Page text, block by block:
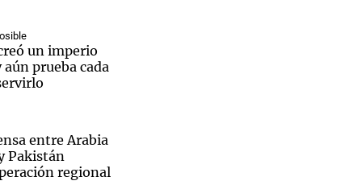
un imperio
prueba cada
entre Arabia
Pakistán
regional